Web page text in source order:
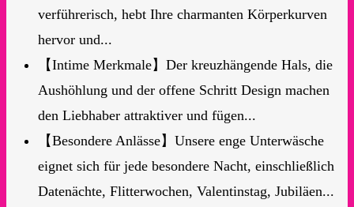
verführerisch, hebt Ihre charmanten Körperkurven
hervor und...
【Intime Merkmale】Der kreuzhängende Hals, die
Aushöhlung und der offene Schritt Design machen
den Liebhaber attraktiver und fügen...
【Besondere Anlässe】Unsere enge Unterwäsche
eignet sich für jede besondere Nacht, einschließlich
Datenächte, Flitterwochen, Valentinstag, Jubiläen...